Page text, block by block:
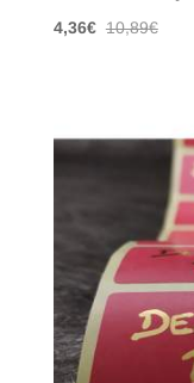
4,36€ 10,89€